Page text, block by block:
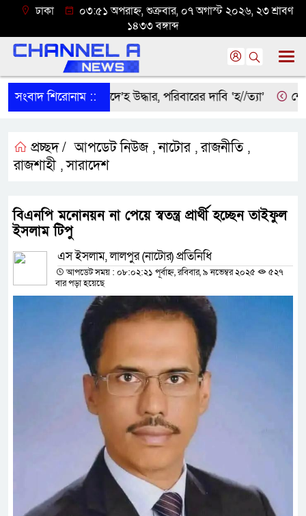
ঢাকা
০৩:৫১ অপরাহ্ন, শুক্রবার, ০৭ অগাস্ট ২০২৬, ২৩ শ্রাবণ
১৪৩৩ বঙ্গাব্দ
সংবাদ শিরোনাম ::
বৃদ্ধের ম’রদে’হ উদ্ধার, পরিবারের দাবি ‘হ//ত্যা’
প্রচ্ছদ / আপডেট নিউজ ,নাটোর ,রাজনীতি ,
রাজশাহী ,সারাদেশ
বিএনপি মনোনয়ন না পেয়ে স্বতন্ত্র প্রার্থী হচ্ছেন তাইফুল
ইসলাম টিপু
এস ইসলাম, লালপুর (নাটোর) প্রতিনিধি
আপডেট সময় : ০৮:০২:২১ পূর্বাহ্ন, রবিবার, ৯ নভেম্বর ২০২৫
৫২৭
বার পড়া হয়েছে